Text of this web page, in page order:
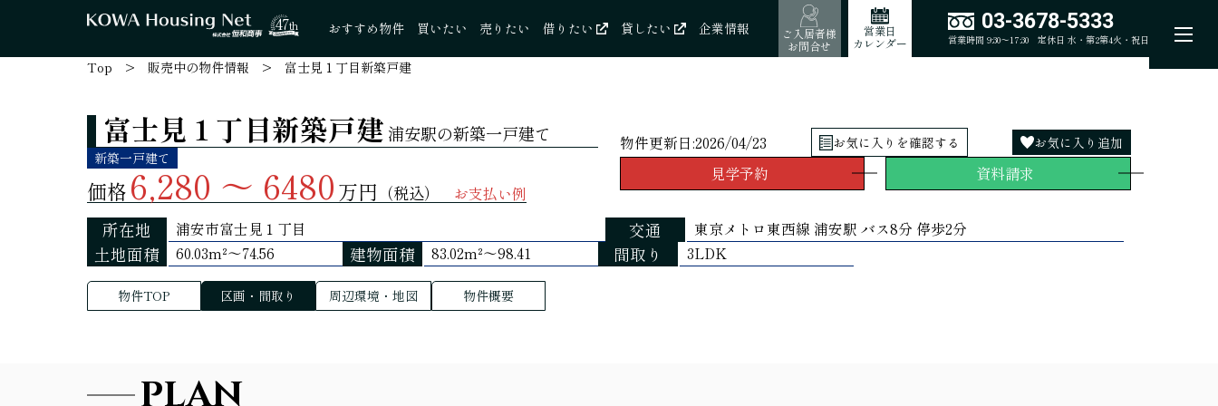
47th おすすめ物件 買いたい 売りたい 借りたい 貸したい 企業情報
ご入居者様
お問合せ
営業日
カレンダー
03-3678-5333
営業時間 9:30～17:30 定休日 水・第2第4火・祝日
Top 販売中の物件情報 富士見１丁目新築戸建
富士見１丁目新築戸建 浦安駅の新築一戸建て
新築一戸建て
価格6,280 ～ 6480万円 （税込） お支払い例
物件更新日:2026/04/23 お気に入りを確認する お気に入り追加
見学予約 資料請求
所在地 浦安市富士見１丁目 交通 東京メトロ東西線 浦安駅 バス8分 停歩2分
土地面積 60.03m²～74.56 建物面積 83.02m²～98.41 間取り 3LDK
物件TOP 区画・間取り 周辺環境・地図 物件概要
PLAN